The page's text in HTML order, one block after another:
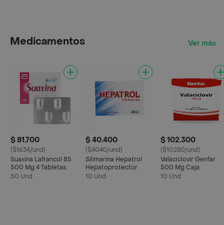
Medicamentos Ver más
$ 81.700
($1634/und)
Suaxina Lafrancol 85
500 Mg 4 Tabletas
50 Und
$ 40.400
($4040/und)
Silimarina Hepatrol
Hepatoprotector
10 Und
$ 102.300
($10230/und)
Valaciclovir Genfar
500 Mg Caja
10 Und